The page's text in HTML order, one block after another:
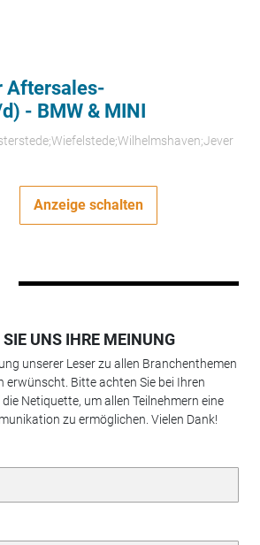
Aftersales-
- BMW & MINI
Anzeige schalten
UNS IHRE MEINUNG
unserer Leser zu allen Branchenthemen
erwünscht. Bitte achten Sie bei Ihren
Netiquette, um allen Teilnehmern eine
zu ermöglichen. Vielen Dank!